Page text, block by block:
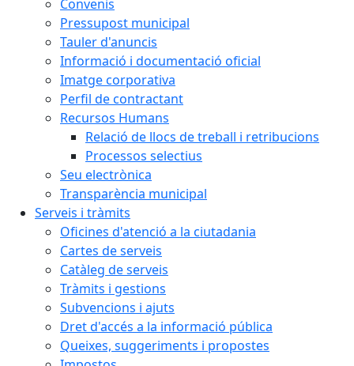
Convenis
Pressupost municipal
Tauler d'anuncis
Informació i documentació oficial
Imatge corporativa
Perfil de contractant
Recursos Humans
Relació de llocs de treball i retribucions
Processos selectius
Seu electrònica
Transparència municipal
Serveis i tràmits
Oficines d'atenció a la ciutadania
Cartes de serveis
Catàleg de serveis
Tràmits i gestions
Subvencions i ajuts
Dret d'accés a la informació pública
Queixes, suggeriments i propostes